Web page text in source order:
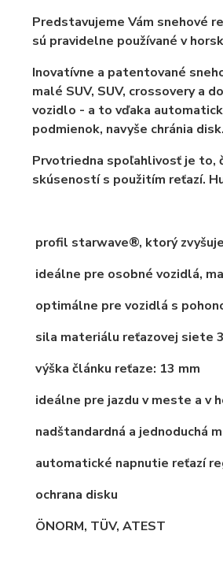
Predstavujeme Vám snehové
sú pravidelne používané v
Inovatívne a patentované
malé SUV, SUV, crossovery a
vozidlo - a to vďaka
podmienok, navyše chránia disk.
Prvotriedna spoľahlivosť je to,
skúseností s použitím reťazí.
profil starwave®, ktorý
ideálne pre osobné vozidlá,
optimálne pre vozidlá s
sila materiálu reťazovej siete
výška článku reťaze: 13 mm
ideálne pre jazdu v meste a v
nadštandardná a jednoduchá
automatické napnutie reťazí
ochrana disku
ÖNORM, TÜV, ATEST